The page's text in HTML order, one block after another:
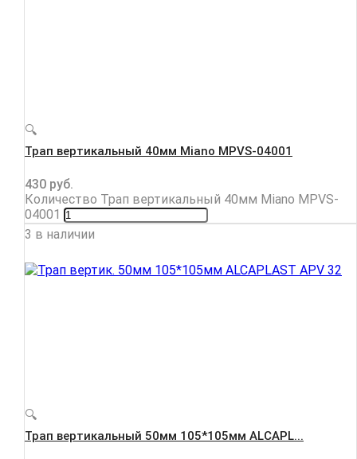
🔍
Трап вертикальный 40мм Miano MPVS-04001
430 руб.
Количество Трап вертикальный 40мм Miano MPVS-
04001
3 в наличии
🔍
Трап вертикальный 50мм 105*105мм ALCAPL...